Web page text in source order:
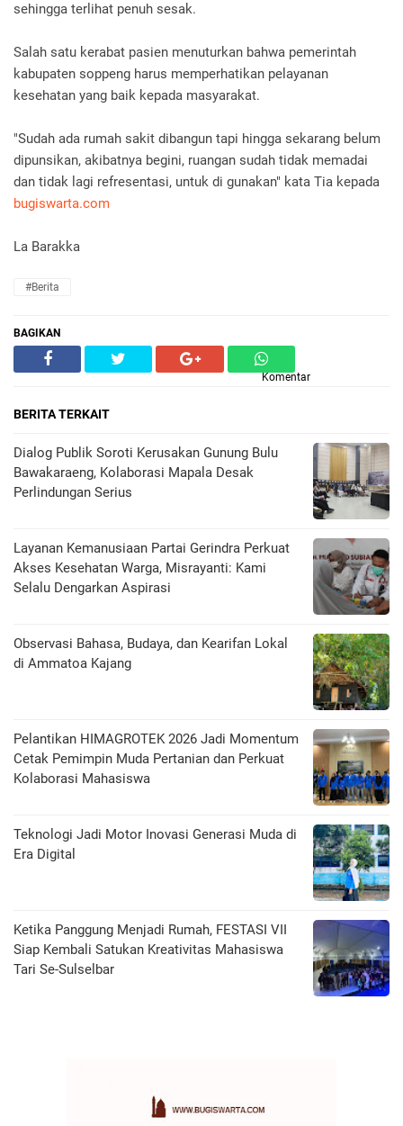
sehingga terlihat penuh sesak.
Salah satu kerabat pasien menuturkan bahwa pemerintah
kabupaten soppeng harus memperhatikan pelayanan
kesehatan yang baik kepada masyarakat.
"Sudah ada rumah sakit dibangun tapi hingga sekarang belum
dipunsikan, akibatnya begini, ruangan sudah tidak memadai
dan tidak lagi refresentasi, untuk di gunakan" kata Tia kepada
bugiswarta.com
La Barakka
#Berita
BAGIKAN
Komentar
BERITA TERKAIT
Dialog Publik Soroti Kerusakan Gunung Bulu
Bawakaraeng, Kolaborasi Mapala Desak
Perlindungan Serius
Layanan Kemanusiaan Partai Gerindra Perkuat
Akses Kesehatan Warga, Misrayanti: Kami
Selalu Dengarkan Aspirasi
Observasi Bahasa, Budaya, dan Kearifan Lokal
di Ammatoa Kajang
Pelantikan HIMAGROTEK 2026 Jadi Momentum
Cetak Pemimpin Muda Pertanian dan Perkuat
Kolaborasi Mahasiswa
Teknologi Jadi Motor Inovasi Generasi Muda di
Era Digital
Ketika Panggung Menjadi Rumah, FESTASI VII
Siap Kembali Satukan Kreativitas Mahasiswa
Tari Se-Sulselbar